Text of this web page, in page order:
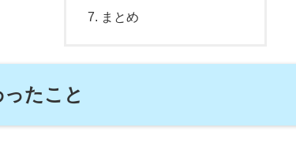
まとめ
たこと